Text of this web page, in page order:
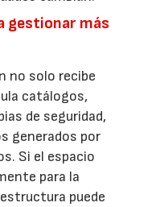
gestionar más
no solo recibe
catálogos,
de seguridad,
generados por
Si el espacio
para la
puede